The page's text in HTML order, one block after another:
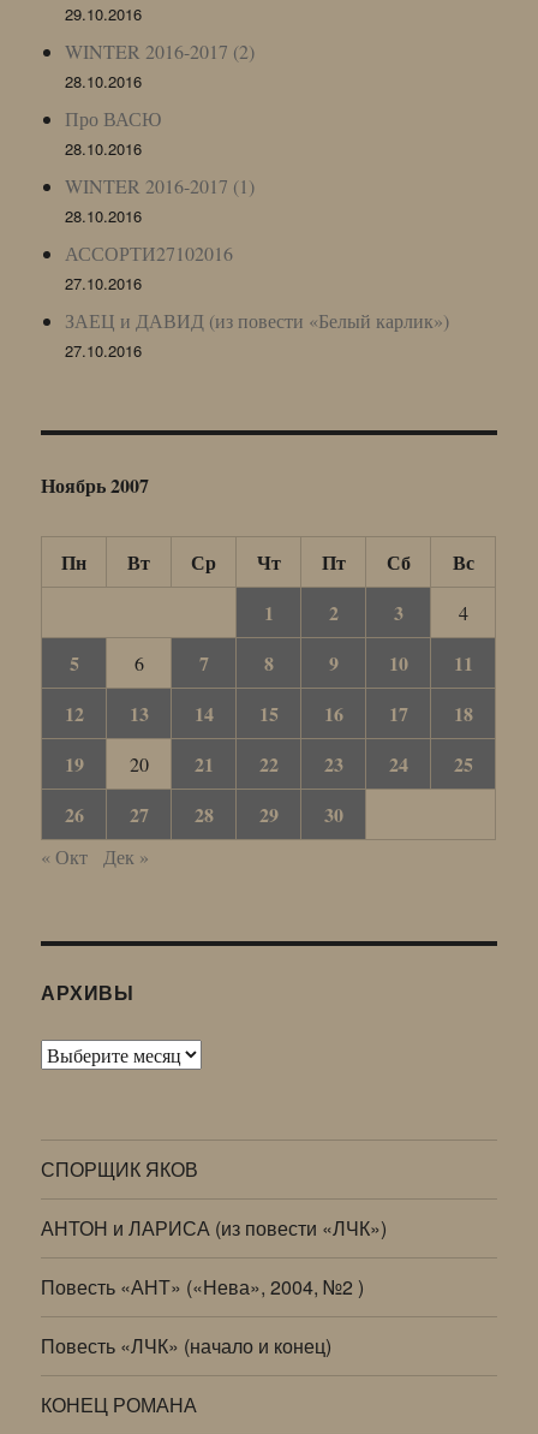
29.10.2016
WINTER 2016-2017 (2)
28.10.2016
Про ВАСЮ
28.10.2016
WINTER 2016-2017 (1)
28.10.2016
АССОРТИ27102016
27.10.2016
ЗАЕЦ и ДАВИД (из повести «Белый карлик»)
27.10.2016
Ноябрь 2007
Пн Вт Ср Чт Пт Сб
Вс
1
2 3 4
5 6 7 8 9 10
11
12
13 14 15 16 17
18
19
20 21 22 23 24
25
26
27 28 29 30
« Окт Дек »
АРХИВЫ
Архивы
СПОРЩИК ЯКОВ
АНТОН и ЛАРИСА (из повести «ЛЧК»)
Повесть «АНТ» («Нева», 2004, №2 )
Повесть «ЛЧК» (начало и конец)
КОНЕЦ РОМАНА